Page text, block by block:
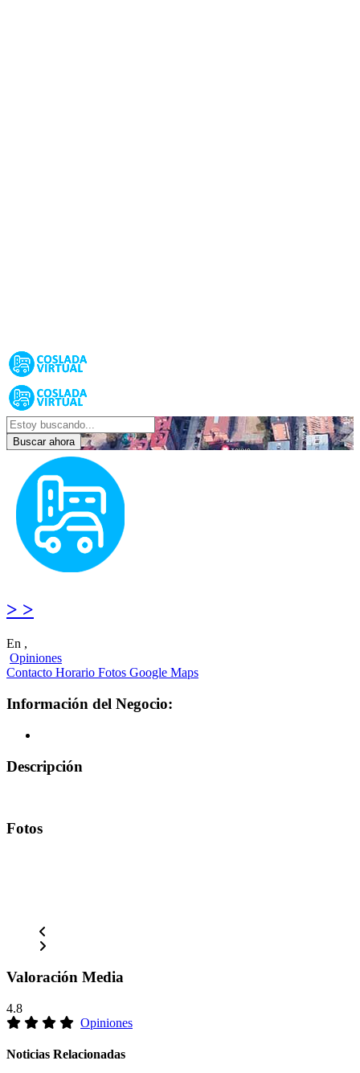
Buscar ahora
> >
En ,
Opiniones
Contacto Horario Fotos Google Maps
Información del Negocio:
Descripción
Fotos
Valoración Media
4.8
Opiniones
Noticias Relacionadas